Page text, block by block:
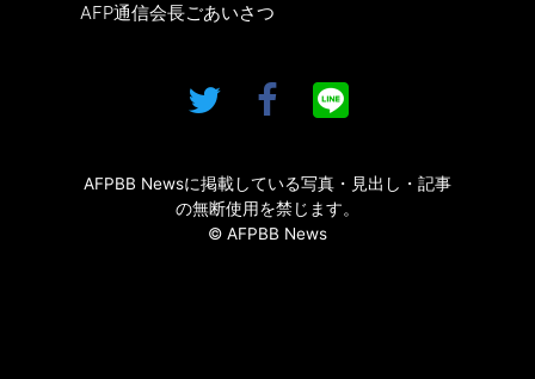
AFP通信会長ごあいさつ
AFPBB Newsに掲載している写真・見出し・記事
の無断使用を禁じます。
© AFPBB News